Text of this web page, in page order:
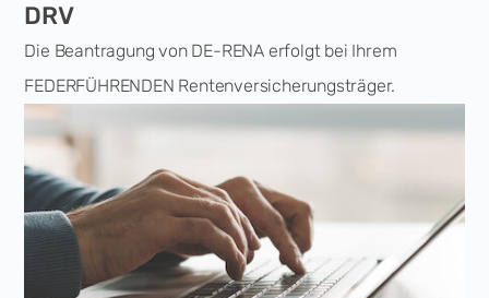
DRV
Die Beantragung von DE-RENA erfolgt bei Ihrem
FEDERFÜHRENDEN Rentenversicherungsträger.